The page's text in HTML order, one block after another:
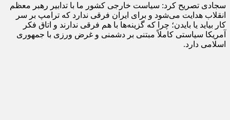
سجادی تصریح کرد: سیاست خارجی کشور ما با تدابیر رهبر معظم
انقلاب هدایت می‌شود و برای ایران فرقی ندارد که ترامپ بر سر
کار بیاید یا بایدن؛ چرا که گزینه‌ها با هم فرقی ندارند و اتاق فکر
آمریکا سیاستی کاملاً مبتنی بر دشمنی و غرض ورزی با جمهوری
اسلامی دارد.